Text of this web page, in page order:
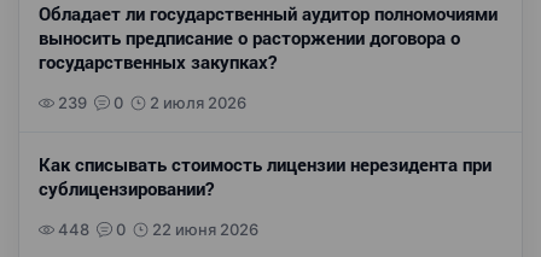
Обладает ли государственный аудитор полномочиями
выносить предписание о расторжении договора о
государственных закупках?
239 0 2 июля 2026
Как списывать стоимость лицензии нерезидента при
сублицензировании?
448 0 22 июня 2026